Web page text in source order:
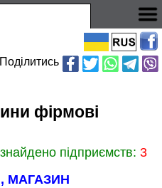
Поділитись
фірмові
підприємств:3
МАГАЗИН